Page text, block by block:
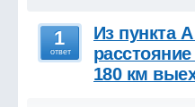
1
ответ
Из пункта
180 км